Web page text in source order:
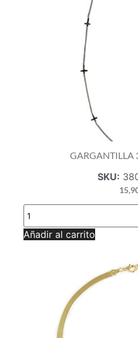
GARGANTILLA
SKU:
GARGANTILLA
3
CRUCES
AG
Añadir al carrito